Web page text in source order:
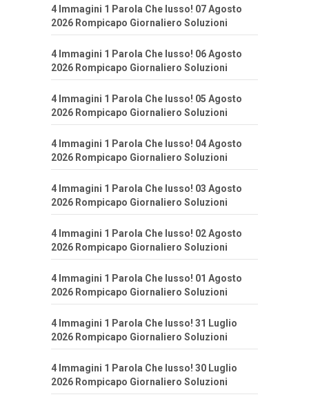
4 Immagini 1 Parola Che lusso! 07 Agosto
2026 Rompicapo Giornaliero Soluzioni
4 Immagini 1 Parola Che lusso! 06 Agosto
2026 Rompicapo Giornaliero Soluzioni
4 Immagini 1 Parola Che lusso! 05 Agosto
2026 Rompicapo Giornaliero Soluzioni
4 Immagini 1 Parola Che lusso! 04 Agosto
2026 Rompicapo Giornaliero Soluzioni
4 Immagini 1 Parola Che lusso! 03 Agosto
2026 Rompicapo Giornaliero Soluzioni
4 Immagini 1 Parola Che lusso! 02 Agosto
2026 Rompicapo Giornaliero Soluzioni
4 Immagini 1 Parola Che lusso! 01 Agosto
2026 Rompicapo Giornaliero Soluzioni
4 Immagini 1 Parola Che lusso! 31 Luglio
2026 Rompicapo Giornaliero Soluzioni
4 Immagini 1 Parola Che lusso! 30 Luglio
2026 Rompicapo Giornaliero Soluzioni